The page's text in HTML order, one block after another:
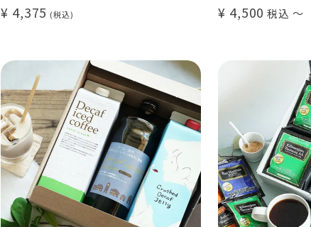
¥ 4,375 税込 ¥ 4,500 税込 〜